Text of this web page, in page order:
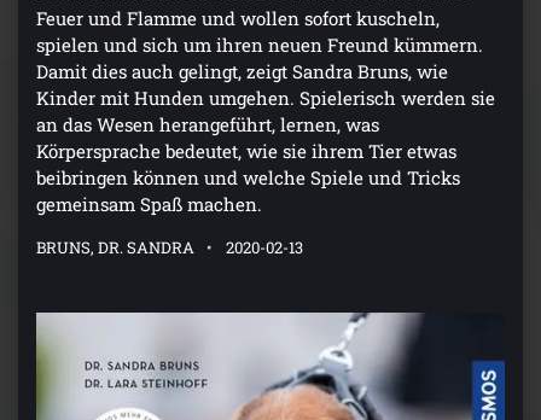
Feuer und Flamme und wollen sofort kuscheln,
spielen und sich um ihren neuen Freund kümmern.
Damit dies auch gelingt, zeigt Sandra Bruns, wie
Kinder mit Hunden umgehen. Spielerisch werden sie
an das Wesen herangeführt, lernen, was
Körpersprache bedeutet, wie sie ihrem Tier etwas
beibringen können und welche Spiele und Tricks
gemeinsam Spaß machen.
BRUNS, DR. SANDRA 2020-02-13